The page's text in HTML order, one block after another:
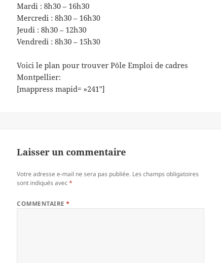
Mardi : 8h30 – 16h30
Mercredi : 8h30 – 16h30
Jeudi : 8h30 – 12h30
Vendredi : 8h30 – 15h30
Voici le plan pour trouver Pôle Emploi de cadres
Montpellier:
[mappress mapid= »241″]
Laisser un commentaire
Votre adresse e-mail ne sera pas publiée. Les champs obligatoires
sont indiqués avec*
COMMENTAIRE*